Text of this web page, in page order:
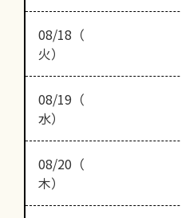
08/18（
火）
08/19（
水）
08/20（
木）